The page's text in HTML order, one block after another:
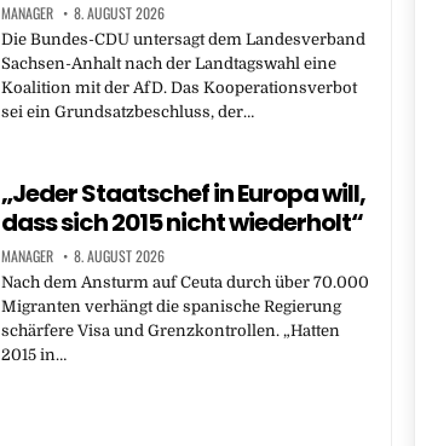
MANAGER 8. AUGUST 2026
Die Bundes-CDU untersagt dem Landesverband
Sachsen-Anhalt nach der Landtagswahl eine
Koalition mit der AfD. Das Kooperationsverbot
sei ein Grundsatzbeschluss, der…
„Jeder Staatschef in Europa will,
dass sich 2015 nicht wiederholt“
MANAGER 8. AUGUST 2026
Nach dem Ansturm auf Ceuta durch über 70.000
Migranten verhängt die spanische Regierung
schärfere Visa und Grenzkontrollen. „Hatten
2015 in…